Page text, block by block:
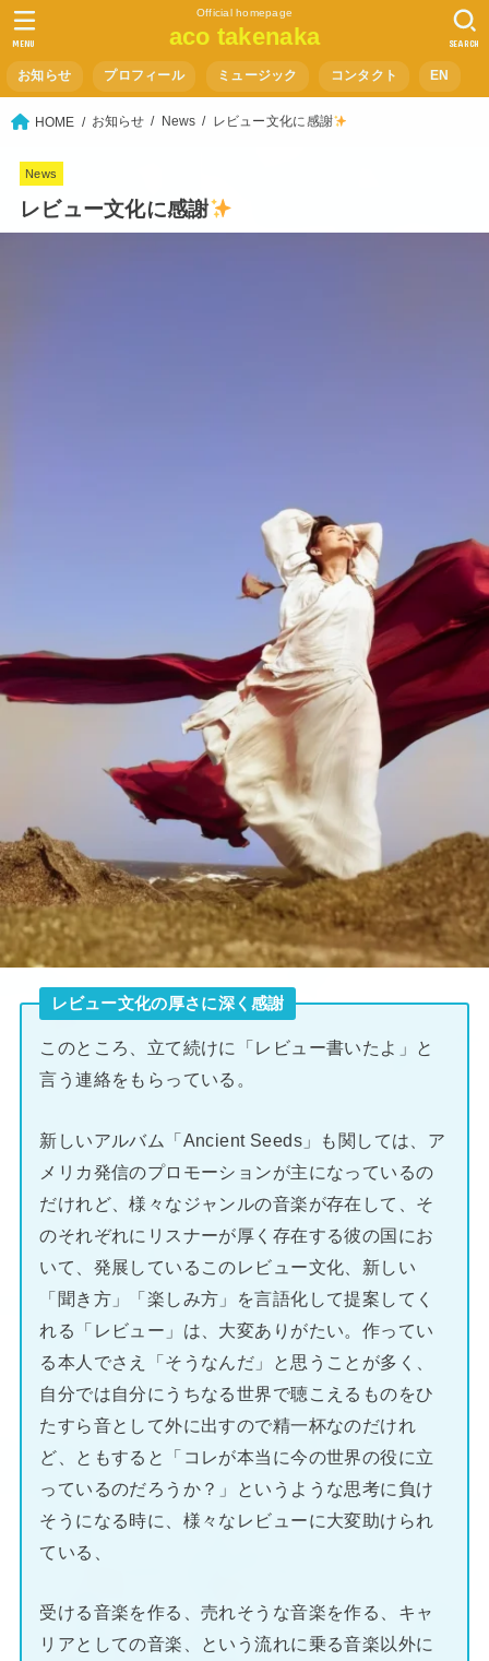
Official homepage
aco takenaka
お知らせ プロフィール ミュージック コンタクト EN
SEARCH
MENU
HOME お知らせ News レビュー文化に感謝
News
レビュー文化に感謝
レビュー文化の厚さに深く感謝
このところ、立て続けに「レビュー書いたよ」と
言う連絡をもらっている。
新しいアルバム「Ancient Seeds」も関しては、ア
メリカ発信のプロモーションが主になっているの
だけれど、様々なジャンルの音楽が存在して、そ
のそれぞれにリスナーが厚く存在する彼の国にお
いて、発展しているこのレビュー文化、新しい
「聞き方」「楽しみ方」を言語化して提案してく
れる「レビュー」は、大変ありがたい。作ってい
る本人でさえ「そうなんだ」と思うことが多く、
自分では自分にうちなる世界で聴こえるものをひ
たすら音として外に出すので精一杯なのだけれ
ど、ともすると「コレが本当に今の世界の役に立
っているのだろうか？」というような思考に負け
そうになる時に、様々なレビューに大変助けられ
ている、
受ける音楽を作る、売れそうな音楽を作る、キャ
リアとしての音楽、という流れに乗る音楽以外に